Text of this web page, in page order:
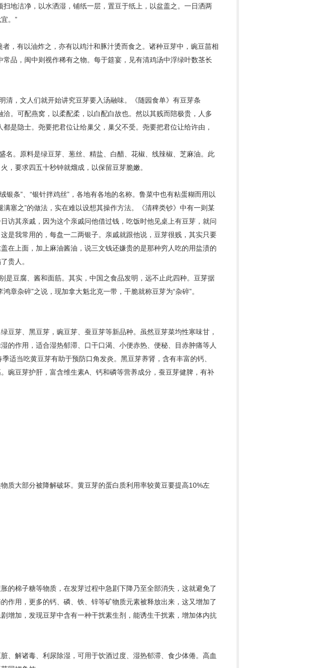
地洁净，以水洒湿，铺纸一层，置豆于纸上，以盆盖之。一日洒两
。”
，有以油炸之，亦有以鸡汁和豚汁烫而食之。诸种豆芽中，豌豆苗相
品，闽中则视作稀有之物。每于筵宴，见有清鸡汤中浮绿叶数茎长
清，文人们就开始讲究豆芽要入汤融味。《随园食单》有豆芽条
。可配燕窝，以柔配柔，以白配白故也。然以其贱而陪极贵，人多
是隐士。尧要把君位让给巢父，巢父不受。尧要把君位让给许由，
名。
原料是绿豆芽、葱丝、精盐、 白醋 、花椒、线辣椒、芝麻油。此
，要求四五十秒钟就熘成，以保留豆芽脆嫩。
银条”、“银针拌鸡丝”，各地有各地的名称。鲁菜中也有粘蛋糊而用以
塞之”的做法，实在难以设想其操作方法。《清稗类钞》中有一则某
访其亲戚，因为这个亲戚问他借过钱，吃饭时他见桌上有豆芽，就问
是我常用的，每盘一二两银子。亲戚就跟他说，豆芽很贱，其实只要
在上面，加上麻油酱油，说三文钱还嫌贵的是那种穷人吃的用盐渍的
贵人。
是豆腐、酱和面筋。其实，中国之食品发明，远不止此四种。豆芽据
章杂碎”之说，现加拿大魁北克一带，干脆就称豆芽为“杂碎”。
豆芽、黑豆芽 ，豌豆芽 、蚕豆芽等新品种。虽然豆芽菜均性寒味甘，
的作用，适合湿热郁滞、口干口渴、小便赤热、便秘、目赤肿痛等人
适当吃黄豆芽有助于预防口角发炎。黑豆芽养肾，含有丰富的钙、
豌豆芽护肝，富含维生素A、钙和磷等营养成分，蚕豆芽健脾，有补
质大部分被降解破坏。黄豆芽的蛋白质利用率较黄豆要提高10%左
的棉子糖等物质，在发芽过程中急剧下降乃至全部消失，这就避免了
作用，更多的钙、磷、铁、锌等矿物质元素被释放出来，这又增加了
增加，发现豆芽中含有一种干扰素生剂，能诱生干扰素 ，增加体内抗
、解诸毒、利尿除湿，可用于饮酒过度、湿热郁滞、食少体倦。高血